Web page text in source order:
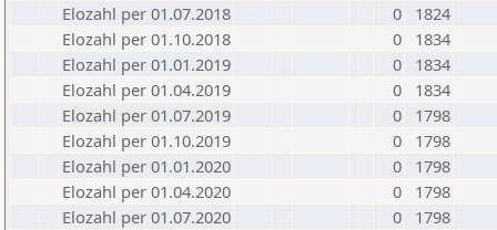
Elozahl per 01.07.2018
0
1824
Elozahl per 01.10.2018
0
1834
Elozahl per 01.01.2019
0
1834
Elozahl per 01.04.2019
0
1834
Elozahl per 01.07.2019
0
1798
Elozahl per 01.10.2019
0
1798
Elozahl per 01.01.2020
0
1798
Elozahl per 01.04.2020
0
1798
Elozahl per 01.07.2020
0
1798